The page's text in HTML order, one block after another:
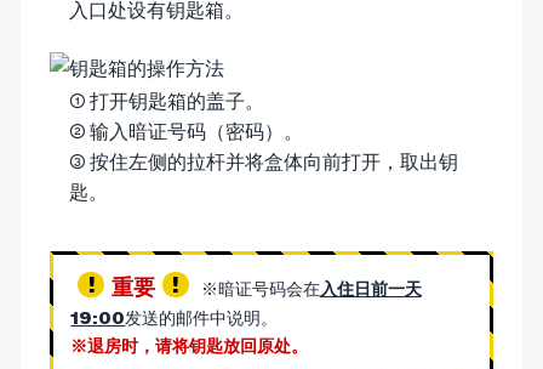
入口处设有钥匙箱。
① 打开钥匙箱的盖子。
② 输入暗证号码（密码）。
③ 按住左侧的拉杆并将盒体向前打开，取出钥
匙。
重要 ※暗证号码会在入住日前一天
19:00发送的邮件中说明。
※退房时，请将钥匙放回原处。